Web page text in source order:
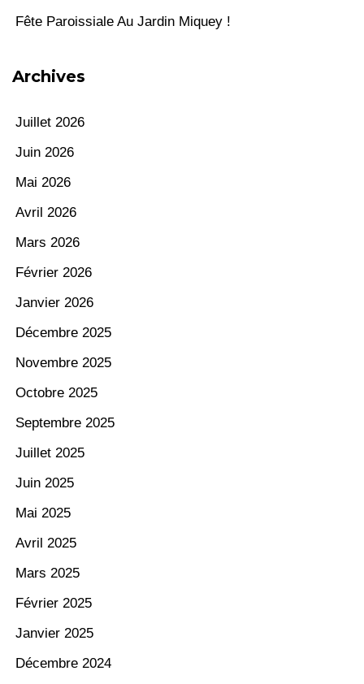
Fête Paroissiale Au Jardin Miquey !
Archives
Juillet 2026
Juin 2026
Mai 2026
Avril 2026
Mars 2026
Février 2026
Janvier 2026
Décembre 2025
Novembre 2025
Octobre 2025
Septembre 2025
Juillet 2025
Juin 2025
Mai 2025
Avril 2025
Mars 2025
Février 2025
Janvier 2025
Décembre 2024